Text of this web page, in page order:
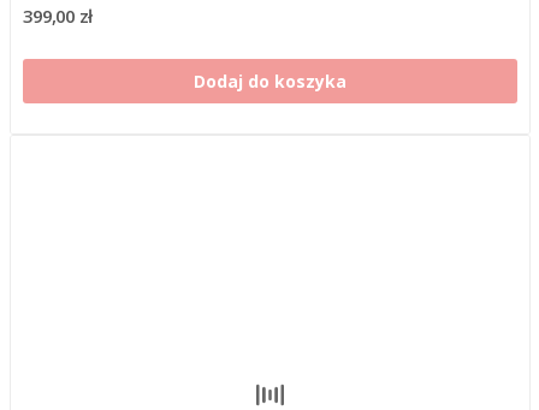
399,00 zł
Dodaj do koszyka